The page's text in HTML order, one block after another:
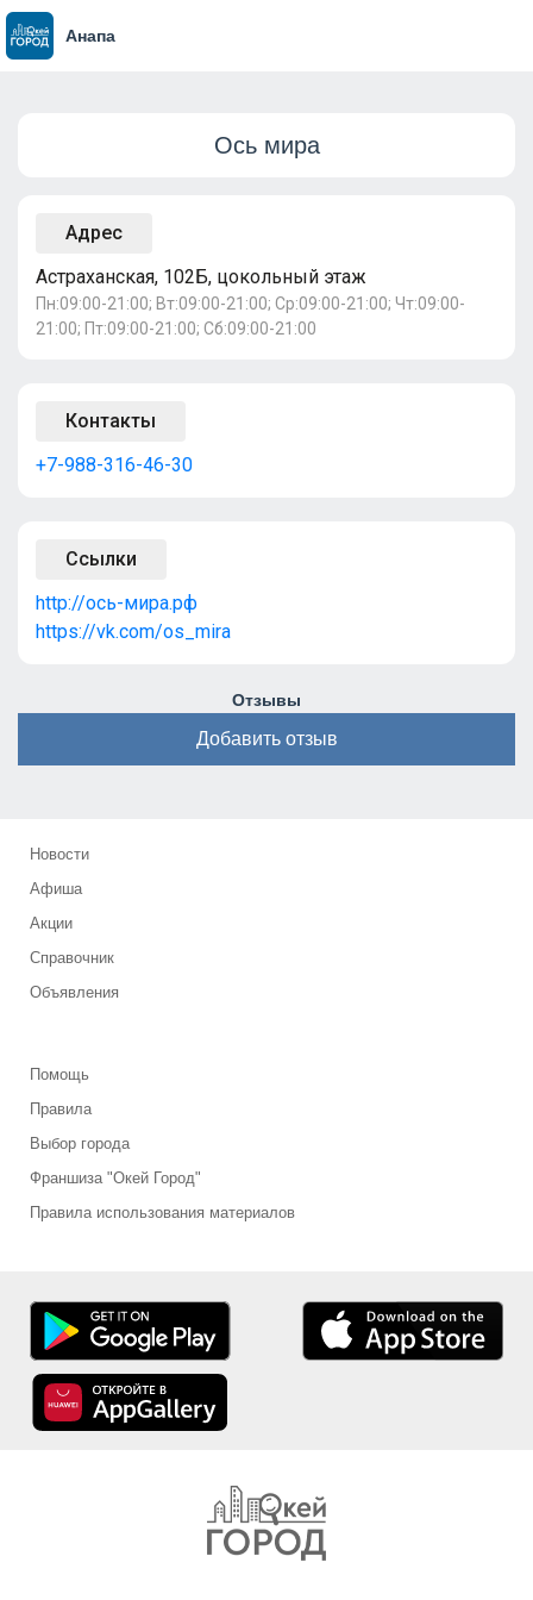
Анапа
Ось мира
Адрес
Астраханская, 102Б, цокольный этаж
Пн:09:00-21:00; Вт:09:00-21:00; Ср:09:00-21:00; Чт:09:00-
21:00; Пт:09:00-21:00; Сб:09:00-21:00
Контакты
+7-988-316-46-30
Ссылки
http://ось-мира.рф
https://vk.com/os_mira
Отзывы
Добавить отзыв
Новости
Афиша
Акции
Справочник
Объявления
Помощь
Правила
Выбор города
Франшиза "Окей Город"
Правила использования материалов